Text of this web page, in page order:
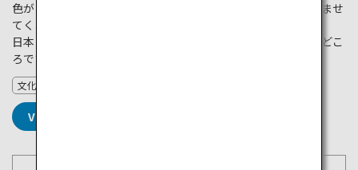
色が、錦帯橋に四季折々の彩りを添え、訪れる人の目を楽しませ
てくれます。
日本の伝統漁業「鵜飼」や、隣接する岩国城からの眺めも見どこ
ろです。
文化
VIEW DETAILS